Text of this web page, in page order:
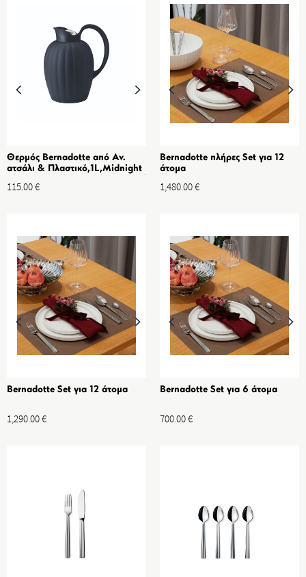
Θερμός Bernadotte από Αν.
ατσάλι & Πλαστικό,1L,Midnight
Bernadotte
115.00€
Bernadotte πλήρες Set για 12
άτομα
1,480.00€
Bernadotte Set για 12 άτομα
1,290.00€
Bernadotte Set για 6 άτομα
700.00€